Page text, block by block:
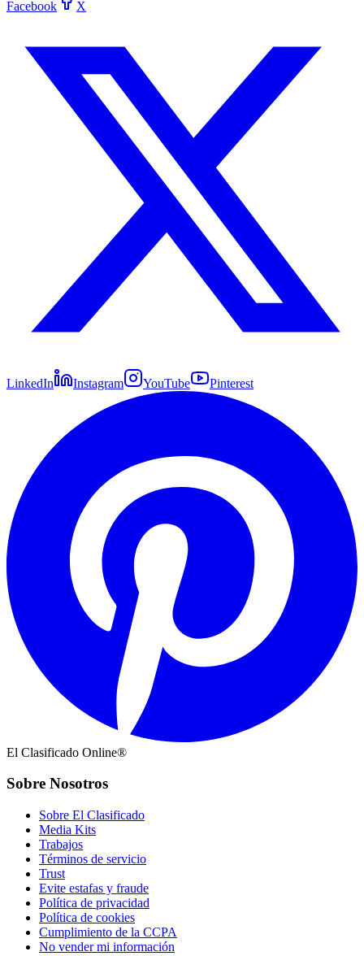
Facebook X
LinkedIn Instagram YouTube Pinterest
El Clasificado Online®
Sobre Nosotros
Sobre El Clasificado
Media Kits
Trabajos
Términos de servicio
Trust
Evite estafas y fraude
Política de privacidad
Política de cookies
Cumplimiento de la CCPA
No vender mi información